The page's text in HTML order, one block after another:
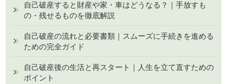
自己破産すると財産や家・車はどうなる？｜手放すも
の・残せるものを徹底解説
自己破産の流れと必要書類｜スムーズに手続きを進める
ための完全ガイド
自己破産後の生活と再スタート｜人生を立て直すための
ポイント